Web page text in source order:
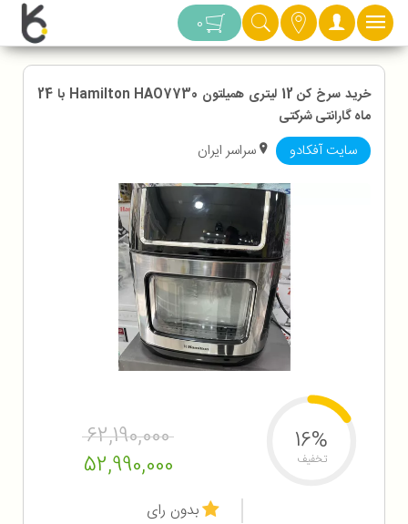
دسته بندی 0
خرید سرخ کن 12 لیتری همیلتون Hamilton HAO7730 با 24
ماه گارانتی شرکتی
سایت آفکادو سراسر ایران
62,190,000
52,990,000
16%
تخفیف
بدون رای